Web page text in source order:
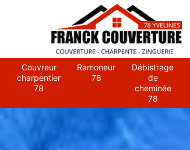
Couvreur
charpentier
78
Ramoneur
78
Débistrage
de
cheminée
78